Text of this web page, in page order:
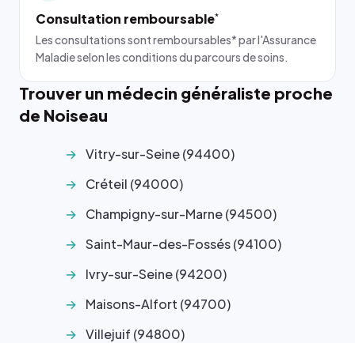
Consultation remboursable*
Les consultations sont remboursables* par l'Assurance
Maladie selon les conditions du parcours de soins.
Trouver un médecin généraliste proche
de Noiseau
Vitry-sur-Seine (94400)
Créteil (94000)
Champigny-sur-Marne (94500)
Saint-Maur-des-Fossés (94100)
Ivry-sur-Seine (94200)
Maisons-Alfort (94700)
Villejuif (94800)